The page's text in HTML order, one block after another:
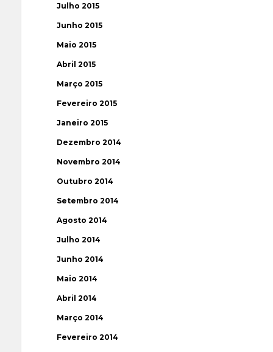
Julho 2015
Junho 2015
Maio 2015
Abril 2015
Março 2015
Fevereiro 2015
Janeiro 2015
Dezembro 2014
Novembro 2014
Outubro 2014
Setembro 2014
Agosto 2014
Julho 2014
Junho 2014
Maio 2014
Abril 2014
Março 2014
Fevereiro 2014